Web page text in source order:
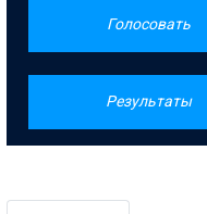
Голосовать
Результаты